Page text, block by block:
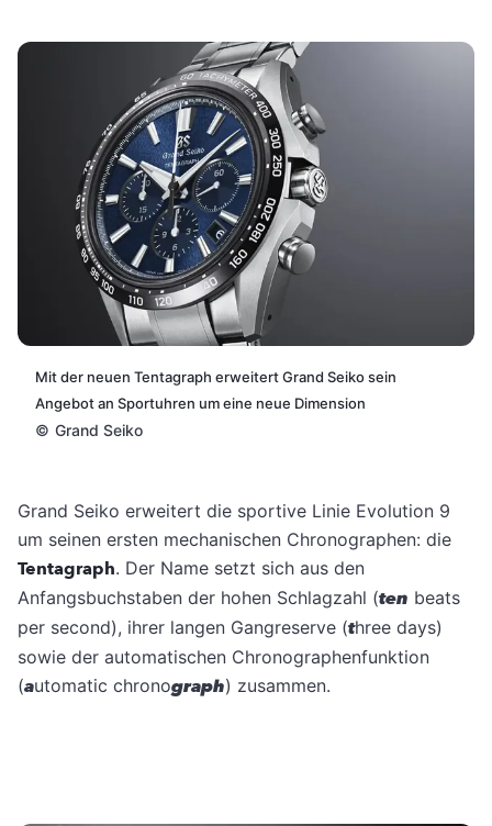
Mit der neuen Tentagraph erweitert Grand Seiko sein
Angebot an Sportuhren um eine neue Dimension
© Grand Seiko
Grand Seiko erweitert die sportive Linie Evolution 9
um seinen ersten mechanischen Chronographen: die
Tentagraph. Der Name setzt sich aus den
Anfangsbuchstaben der hohen Schlagzahl (ten beats
per second), ihrer langen Gangreserve (three days)
sowie der automatischen Chronographenfunktion
(automatic chronograph) zusammen.